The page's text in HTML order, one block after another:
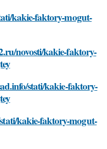
kakie-faktory-mogut-
novosti/kakie-faktory-
stati/kakie-faktory-
kakie-faktory-mogut-